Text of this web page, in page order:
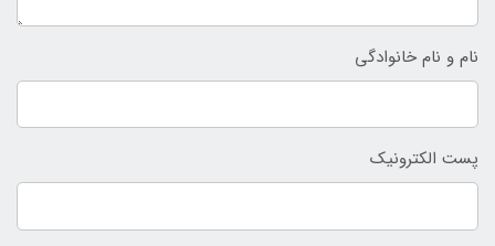
نام و نام خانوادگی
پست الکترونیک